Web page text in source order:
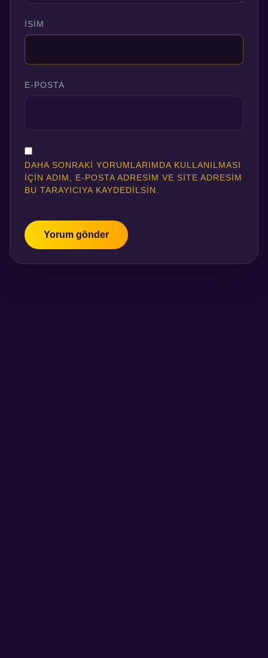
İSIM
E-POSTA
DAHA SONRAKI YORUMLARIMDA KULLANILMASI
IÇIN ADIM, E-POSTA ADRESIM VE SITE ADRESIM
BU TARAYICIYA KAYDEDILSIN.